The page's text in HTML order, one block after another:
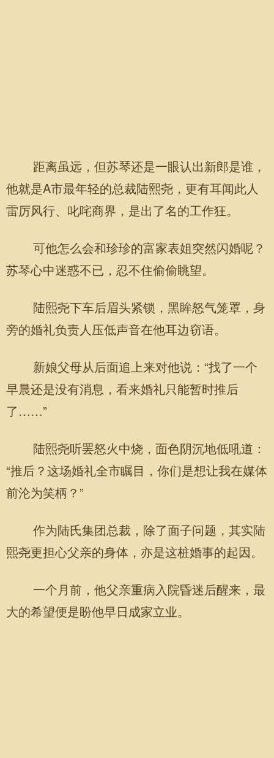
距离虽远，但苏琴还是一眼认出新郎是谁，
他就是A市最年轻的总裁陆熙尧，更有耳闻此人
雷厉风行、叱咤商界，是出了名的工作狂。
可他怎么会和珍珍的富家表姐突然闪婚呢？
苏琴心中迷惑不已，忍不住偷偷眺望。
陆熙尧下车后眉头紧锁，黑眸怒气笼罩，身
旁的婚礼负责人压低声音在他耳边窃语。
新娘父母从后面追上来对他说：“找了一个
早晨还是没有消息，看来婚礼只能暂时推后
了……”
陆熙尧听罢怒火中烧，面色阴沉地低吼道：
“推后？这场婚礼全市瞩目，你们是想让我在媒体
前沦为笑柄？”
作为陆氏集团总裁，除了面子问题，其实陆
熙尧更担心父亲的身体，亦是这桩婚事的起因。
一个月前，他父亲重病入院昏迷后醒来，最
大的希望便是盼他早日成家立业。